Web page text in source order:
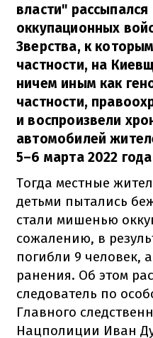
власти"
оккупационных
Зверства, к
частности, на
ничем иным как
частности,
и воспроизвели
автомобилей
5–6 марта 2022
Тогда местные
детьми пытались
стали мишенью
сожалению, в
погибли 9 человек,
ранения. Об этом
следователь по
Главного
Нацполиции Иван